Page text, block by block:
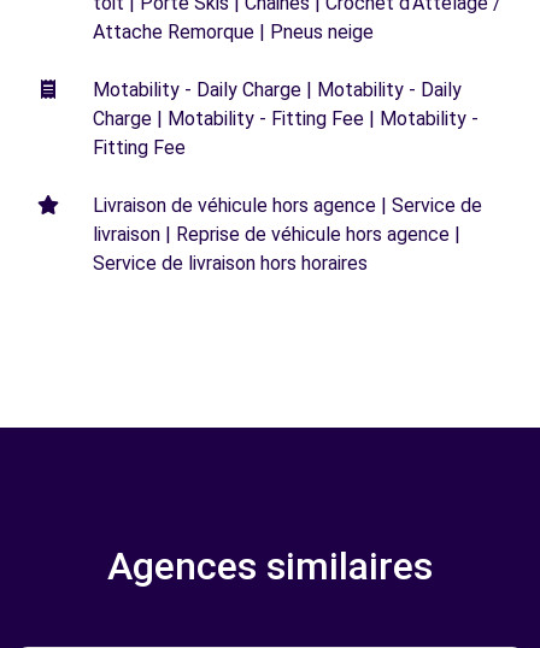
Attache Remorque | Pneus neige
Motability - Daily Charge | Motability - Daily
Charge | Motability - Fitting Fee | Motability -
Fitting Fee
Livraison de véhicule hors agence | Service de
livraison | Reprise de véhicule hors agence |
Service de livraison hors horaires
Agences similaires